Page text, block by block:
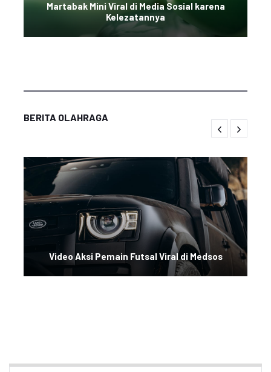
Martabak Mini Viral di Media Sosial karena
Kelezatannya
BERITA OLAHRAGA
Video Aksi Pemain Futsal Viral di Medsos